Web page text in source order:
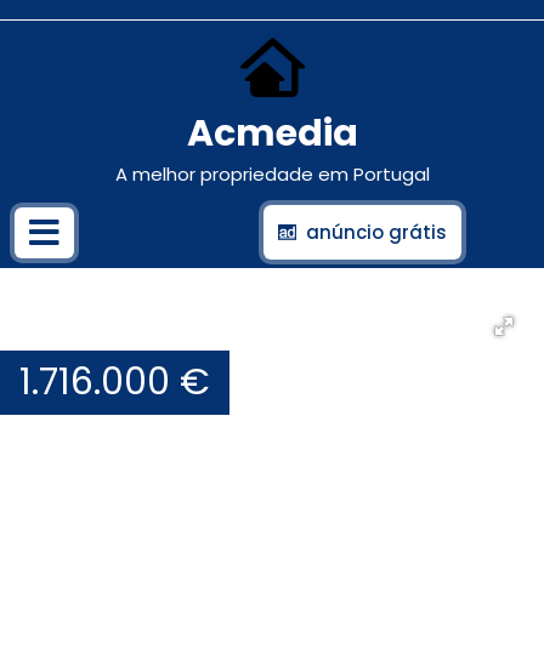
Acmedia
A melhor propriedade em Portugal
anúncio grátis
1.716.000 €